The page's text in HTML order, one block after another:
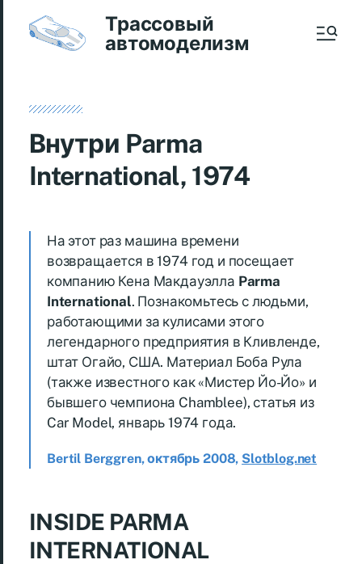
Трассовый
автомоделизм
Внутри Parma
International, 1974
На этот раз машина времени
возвращается в 1974 год и посещает
компанию Кена Макдауэлла Parma
International. Познакомьтесь с людьми,
работающими за кулисами этого
легендарного предприятия в Кливленде,
штат Огайо, США. Материал Боба Рула
(также известного как «Мистер Йо-Йо» и
бывшего чемпиона Chamblee), статья из
Car Model, январь 1974 года.
Bertil Berggren, октябрь 2008, Slotblog.net
INSIDE PARMA
INTERNATIONAL